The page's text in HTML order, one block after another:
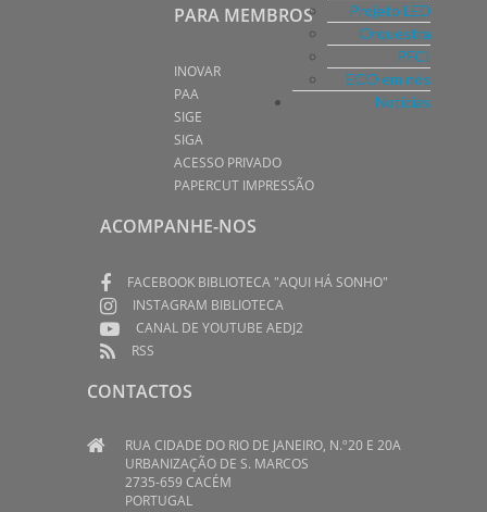
Projeto LED
Orquestra
PFCI
ECO em nós
Notícias
PARA MEMBROS
INOVAR
PAA
SIGE
SIGA
ACESSO PRIVADO
PAPERCUT IMPRESSÃO
ACOMPANHE-NOS
FACEBOOK BIBLIOTECA "AQUI HÁ SONHO"
INSTAGRAM BIBLIOTECA
CANAL DE YOUTUBE AEDJ2
RSS
CONTACTOS
RUA CIDADE DO RIO DE JANEIRO, N.º20 E 20A
URBANIZAÇÃO DE S. MARCOS
2735-659 CACÉM
PORTUGAL